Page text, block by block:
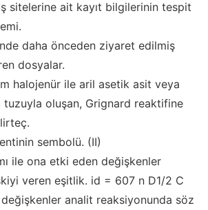
sitelerine ait kayıt bilgilerinin tespit
daha önceden ziyaret edilmiş
dosyalar.
halojenür ile aril asetik asit veya
tuzuyla oluşan, Grignard reaktifine
sembolü. (II)
ile ona etki eden değişkenler
veren eşitlik. id = 607 n D1/2 C
analit reaksiyonunda söz